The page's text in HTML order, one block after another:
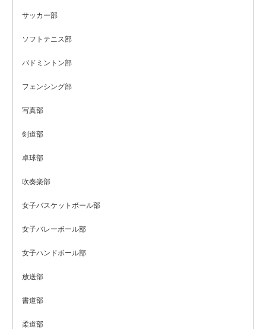
サッカー部
ソフトテニス部
バドミントン部
フェンシング部
写真部
剣道部
卓球部
吹奏楽部
女子バスケットボール部
女子バレーボール部
女子ハンドボール部
放送部
書道部
柔道部